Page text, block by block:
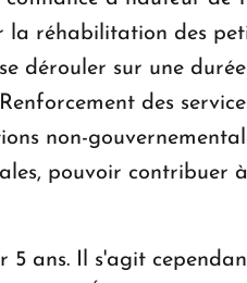
la réhabilitation des
dérouler sur une
des
non-
pouvoir contribuer
5 ans. Il s'agit